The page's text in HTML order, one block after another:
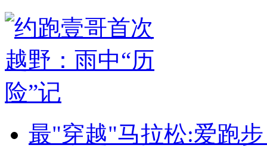
最"穿越"马拉松:爱跑